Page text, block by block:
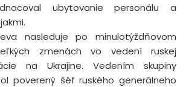
ubytovanie personálu a
nasleduje po minulotýždňovom
zmenách vo vedení ruskej
na Ukrajine. Vedením skupiny
poverený šéf ruského generálneho